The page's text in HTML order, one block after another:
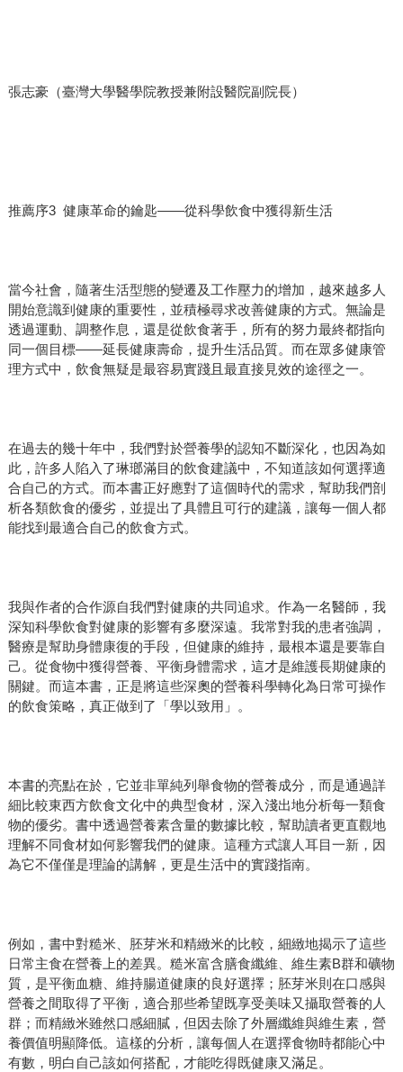
張志豪（臺灣大學醫學院教授兼附設醫院副院長）
推薦序3 健康革命的鑰匙——從科學飲食中獲得新生活
當今社會，隨著生活型態的變遷及工作壓力的增加，越來越多人
開始意識到健康的重要性，並積極尋求改善健康的方式。無論是
透過運動、調整作息，還是從飲食著手，所有的努力最終都指向
同一個目標——延長健康壽命，提升生活品質。而在眾多健康管
理方式中，飲食無疑是最容易實踐且最直接見效的途徑之一。
在過去的幾十年中，我們對於營養學的認知不斷深化，也因為如
此，許多人陷入了琳瑯滿目的飲食建議中，不知道該如何選擇適
合自己的方式。而本書正好應對了這個時代的需求，幫助我們剖
析各類飲食的優劣，並提出了具體且可行的建議，讓每一個人都
能找到最適合自己的飲食方式。
我與作者的合作源自我們對健康的共同追求。作為一名醫師，我
深知科學飲食對健康的影響有多麼深遠。我常對我的患者強調，
醫療是幫助身體康復的手段，但健康的維持，最根本還是要靠自
己。從食物中獲得營養、平衡身體需求，這才是維護長期健康的
關鍵。而這本書，正是將這些深奧的營養科學轉化為日常可操作
的飲食策略，真正做到了「學以致用」。
本書的亮點在於，它並非單純列舉食物的營養成分，而是通過詳
細比較東西方飲食文化中的典型食材，深入淺出地分析每一類食
物的優劣。書中透過營養素含量的數據比較，幫助讀者更直觀地
理解不同食材如何影響我們的健康。這種方式讓人耳目一新，因
為它不僅僅是理論的講解，更是生活中的實踐指南。
例如，書中對糙米、胚芽米和精緻米的比較，細緻地揭示了這些
日常主食在營養上的差異。糙米富含膳食纖維、維生素B群和礦物
質，是平衡血糖、維持腸道健康的良好選擇；胚芽米則在口感與
營養之間取得了平衡，適合那些希望既享受美味又攝取營養的人
群；而精緻米雖然口感細膩，但因去除了外層纖維與維生素，營
養價值明顯降低。這樣的分析，讓每個人在選擇食物時都能心中
有數，明白自己該如何搭配，才能吃得既健康又滿足。